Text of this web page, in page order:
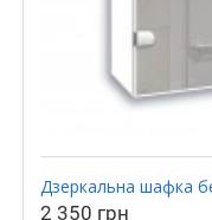
Дзеркальна шафка
2 350 грн